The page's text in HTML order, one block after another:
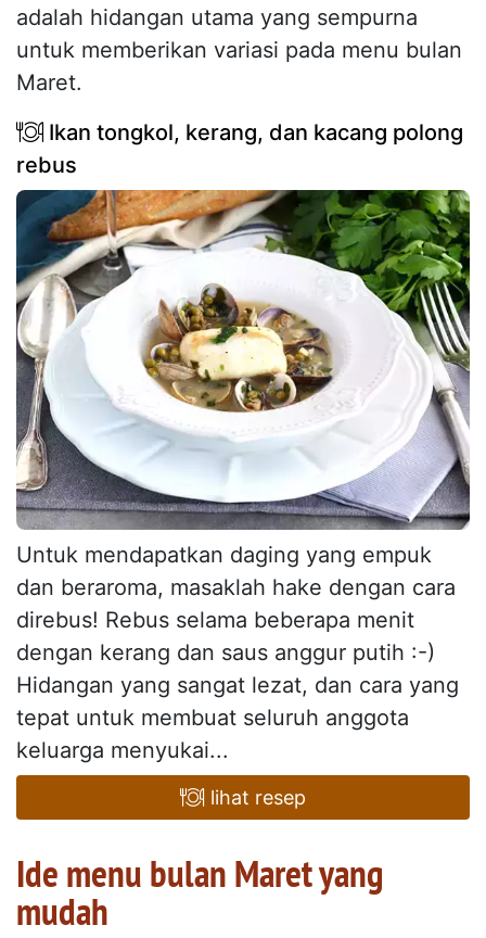
adalah hidangan utama yang sempurna
untuk memberikan variasi pada menu bulan
Maret.
Ikan tongkol, kerang, dan kacang polong
rebus
Untuk mendapatkan daging yang empuk
dan beraroma, masaklah hake dengan cara
direbus! Rebus selama beberapa menit
dengan kerang dan saus anggur putih :-)
Hidangan yang sangat lezat, dan cara yang
tepat untuk membuat seluruh anggota
keluarga menyukai...
lihat resep
Ide menu bulan Maret yang
mudah